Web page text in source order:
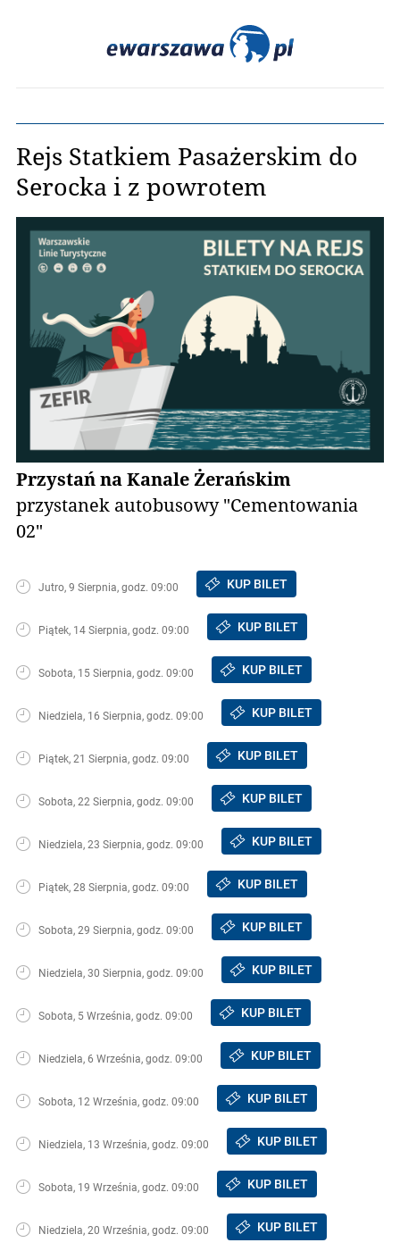
Rejs Statkiem Pasażerskim do
Serocka i z powrotem
Przystań na Kanale Żerańskim
przystanek autobusowy "Cementowania
02"
Jutro, 9 Sierpnia, godz. 09:00 KUP BILET
Piątek, 14 Sierpnia, godz. 09:00 KUP BILET
Sobota, 15 Sierpnia, godz. 09:00 KUP BILET
Niedziela, 16 Sierpnia, godz. 09:00 KUP BILET
Piątek, 21 Sierpnia, godz. 09:00 KUP BILET
Sobota, 22 Sierpnia, godz. 09:00 KUP BILET
Niedziela, 23 Sierpnia, godz. 09:00 KUP BILET
Piątek, 28 Sierpnia, godz. 09:00 KUP BILET
Sobota, 29 Sierpnia, godz. 09:00 KUP BILET
Niedziela, 30 Sierpnia, godz. 09:00 KUP BILET
Sobota, 5 Września, godz. 09:00 KUP BILET
Niedziela, 6 Września, godz. 09:00 KUP BILET
Sobota, 12 Września, godz. 09:00 KUP BILET
Niedziela, 13 Września, godz. 09:00 KUP BILET
Sobota, 19 Września, godz. 09:00 KUP BILET
Niedziela, 20 Września, godz. 09:00 KUP BILET